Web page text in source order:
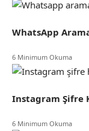
WhatsApp
6 Minimum Okuma
Instagram Şifre
6 Minimum Okuma